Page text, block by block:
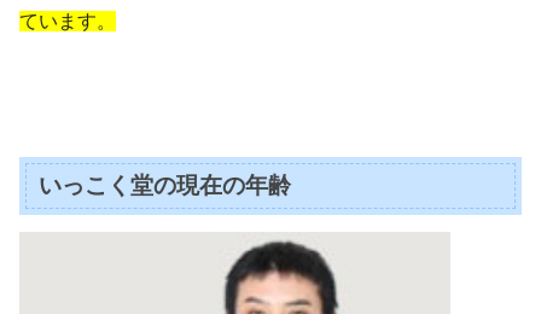
ています。
いっこく堂の現在の年齢